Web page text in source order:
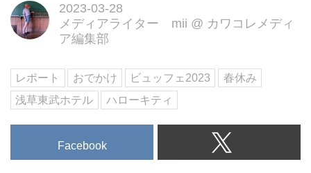
2023-03-28
メディアライター mii @ カワコレメディ
ア編集部
レポート おでかけ ビュッフェ2023
春休み
浅草東武ホテル
ハローキティ
Facebook